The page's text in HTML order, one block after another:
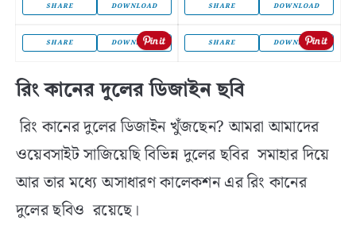
SHARE DOWNLOAD SHARE DOWNLOAD
SHARE DOWNLOAD SHARE DOWNLOAD
রিং কানের দুলের ডিজাইন ছবি
রিং কানের দুলের ডিজাইন খুঁজছেন? আমরা আমাদের
ওয়েবসাইট সাজিয়েছি বিভিন্ন দুলের ছবির সমাহার দিয়ে
আর তার মধ্যে অসাধারণ কালেকশন এর রিং কানের
দুলের ছবিও রয়েছে।